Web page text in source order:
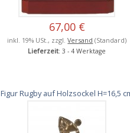
67,00 €
inkl. 19% USt., zzgl.Versand (Standard)
Lieferzeit: 3 - 4 Werktage
Figur Rugby auf Holzsockel H=16,5